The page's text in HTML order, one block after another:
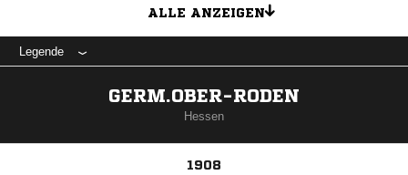
ALLE ANZEIGEN
Legende
GERM.OBER-RODEN
Hessen
1908